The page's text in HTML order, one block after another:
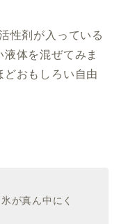
性剤が入っている
体を混ぜてみま
どおもしろい自由
が真ん中にく